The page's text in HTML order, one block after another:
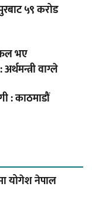
५९ करोड
भए
वाग्ले
: काठमाडौं
योगेश नेपाल